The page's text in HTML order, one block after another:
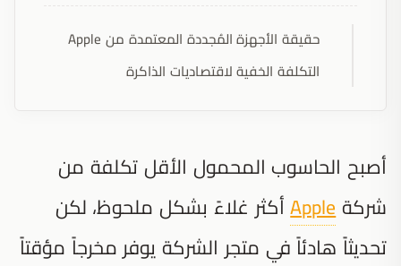
حقيقة الأجهزة المُجددة المعتمدة من Apple
التكلفة الخفية لاقتصاديات الذاكرة
أصبح الحاسوب المحمول الأقل تكلفة من
شركةAppleأكثر غلاءً بشكل ملحوظ، لكن
تحديثاً هادئاً في متجر الشركة يوفر مخرجاً مؤقتاً